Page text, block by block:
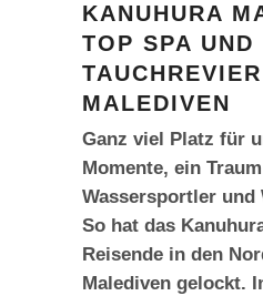
KANUHURA
TOP SPA UND
MALEDIVEN
Ganz viel Platz für
Momente, ein
Wassersportler und
So hat das
Reisende in den
Malediven gelockt.